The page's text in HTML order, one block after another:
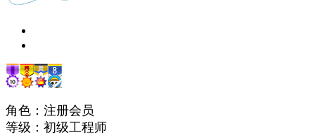
角色：注册会员
等级：初级工程师